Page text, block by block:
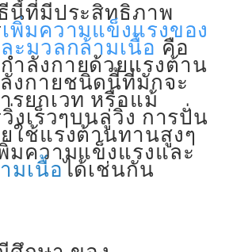
ระสิทธิภาพ
เพิ่มความแข็งแรงของ
ะมวลกล้ามเนื้อ คือ
ำลังกายด้วยแรงต้าน
งกายชนิดนี้ที่มักจะ
รยกเวท หรือแม้
งเร็วๆบนลู่วิ่ง การปั่น
ใช้แรงต้านทานสูงๆ
มความแข็งแรงและ
มเนื้อได้เช่นกัน